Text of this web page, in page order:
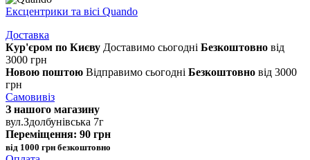
Ексцентрики та вісі Quando
Доставка
Кур'єром по Києву Доставимо сьогодні Безкоштовно від
3000 грн
Новою поштою Відправимо сьогодні Безкоштовно від 3000
грн
Самовивіз
З нашого магазину
вул.Здолбунівська 7г
Переміщення: 90 грн
від 1000 грн безкоштовно